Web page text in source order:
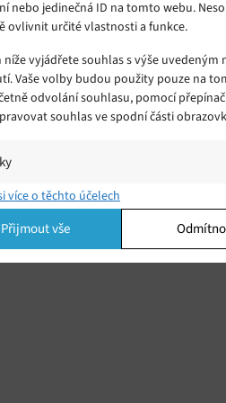
nebo jedinečná ID na tomto webu.
ovlivnit určité vlastnosti a funkce.
vyjádřete souhlas s výše
Vaše volby budou použity pouze na
odvolání souhlasu, pomocí
souhlas ve spodní části
a/nebo přístup k informacím v zařízení,
kombinací údajů z různých zdrojů.
více o těchto účelech
Přijmout vše